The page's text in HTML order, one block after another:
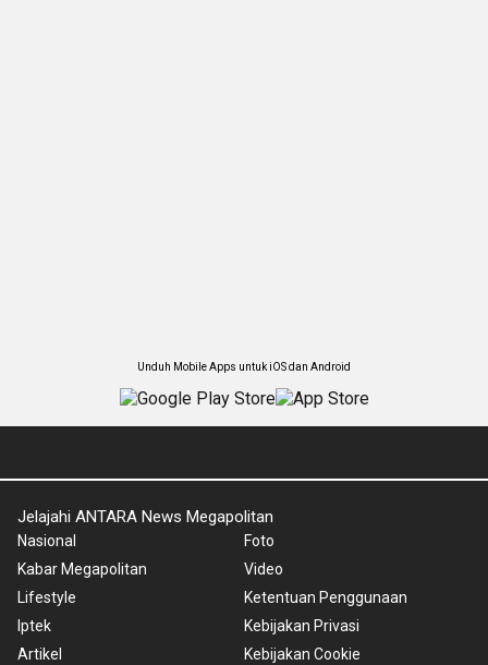
Unduh Mobile Apps untuk iOS dan Android
Jelajahi ANTARA News Megapolitan
Nasional
Kabar Megapolitan
Lifestyle
Iptek
Artikel
Foto
Video
Ketentuan Penggunaan
Kebijakan Privasi
Kebijakan Cookie